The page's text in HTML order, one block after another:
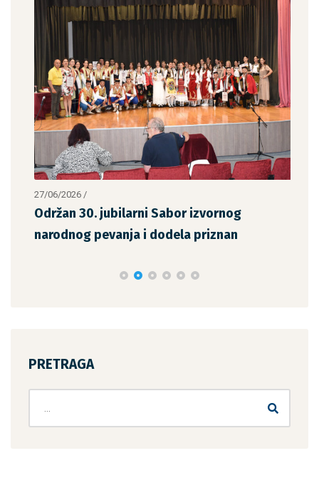
27/06/2026/
Održan 30. jubilarni Sabor izvornog
narodnog pevanja i dodela priznan
PRETRAGA